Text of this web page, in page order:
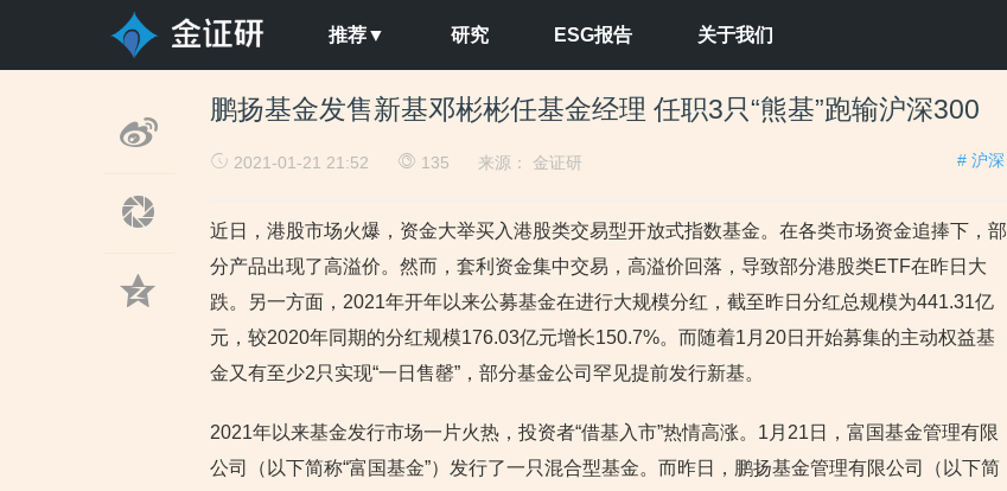
推荐▼ 研究 ESG报告 关于我们
鹏扬基金发售新基邓彬彬任基金经理 任职3只“熊基”跑输沪深300
# 沪深
2021-01-21 21:52 135 来源： 金证研
近日，港股市场火爆，资金大举买入港股类交易型开放式指数基金。在各类市场资金追捧下，部
分产品出现了高溢价。然而，套利资金集中交易，高溢价回落，导致部分港股类ETF在昨日大
跌。另一方面，2021年开年以来公募基金在进行大规模分红，截至昨日分红总规模为441.31亿
元，较2020年同期的分红规模176.03亿元增长150.7%。而随着1月20日开始募集的主动权益基
金又有至少2只实现“一日售罄”，部分基金公司罕见提前发行新基。
2021年以来基金发行市场一片火热，投资者“借基入市”热情高涨。1月21日，富国基金管理有限
公司（以下简称“富国基金”）发行了一只混合型基金。而昨日，鹏扬基金管理有限公司（以下简